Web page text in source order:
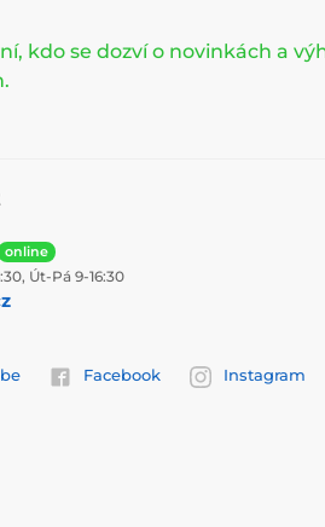
kdo se dozví o novinkách a
online
Út-Pá 9-16:30
Facebook Instagram